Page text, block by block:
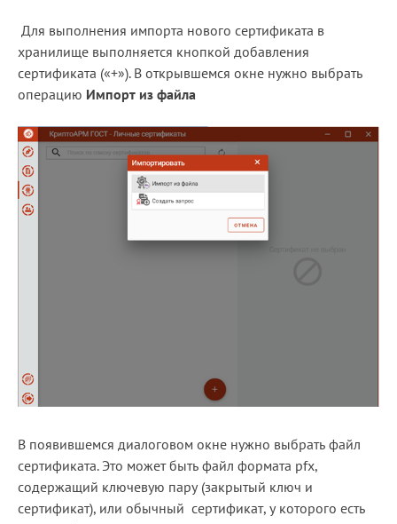
Для выполнения импорта нового сертификата в
хранилище выполняется кнопкой добавления
сертификата («+»). В открывшемся окне нужно выбрать
операцию Импорт из файла
В появившемся диалоговом окне нужно выбрать файл
сертификата. Это может быть файл формата pfx,
содержащий ключевую пару (закрытый ключ и
сертификат), или обычный сертификат, у которого есть